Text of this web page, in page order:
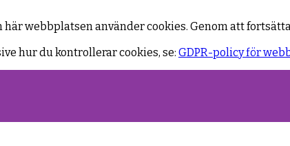
här webbplatsen använder cookies. Genom att
hur du kontrollerar cookies, se: GDPR-policy för